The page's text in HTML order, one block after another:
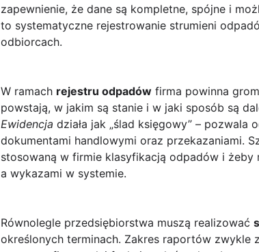
zapewnienie, że dane są kompletne, spójne i
to systematyczne rejestrowanie strumieni
odbiorcach.
W ramach rejestru odpadów firma powinna
powstają, w jakim są stanie i w jaki sposób są
Ewidencja działa jak „ślad księgowy” –
dokumentami handlowymi oraz przekazaniami.
stosowaną w firmie klasyfikacją odpadów i żeby
a wykazami w systemie.
Równolegle przedsiębiorstwa muszą realizować
określonych terminach. Zakres raportów zwykle